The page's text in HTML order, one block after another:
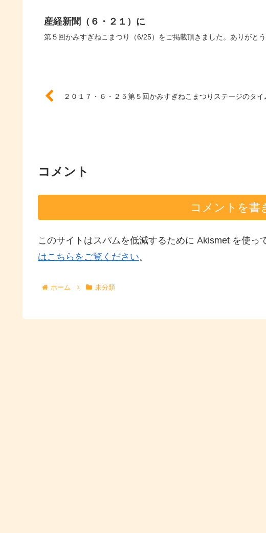
産経新聞（６・２１）に
第５回かみすぎねこまつり（6/25）をご掲載頂きました。ありがとう
２０１７・６・２５第５回かみすぎねこまつりステージのタ
コメント
コメントを書
このサイトはスパムを低減するために Akismet を使っ
はこちらをご覧ください。
ホーム 未分類